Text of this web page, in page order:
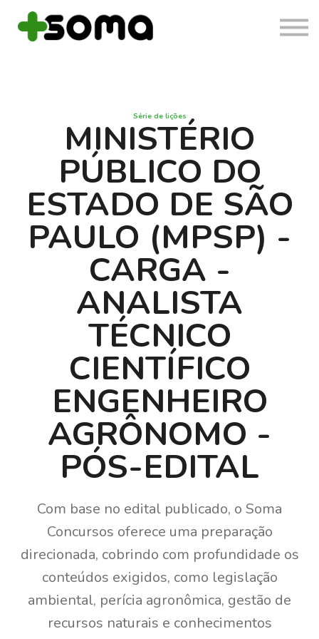
Cursos
Login
Série de lições
MINISTÉRIO
PÚBLICO DO
ESTADO DE SÃO
PAULO (MPSP) -
CARGA -
ANALISTA
TÉCNICO
CIENTÍFICO
ENGENHEIRO
AGRÔNOMO -
PÓS-EDITAL
Com base no edital publicado, o Soma
Concursos oferece uma preparação
direcionada, cobrindo com profundidade os
conteúdos exigidos, como legislação
ambiental, perícia agronômica, gestão de
recursos naturais e conhecimentos